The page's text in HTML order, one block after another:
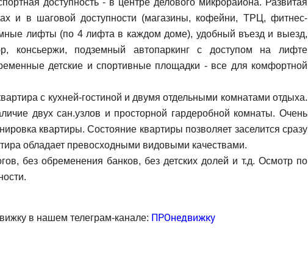
и в шаговой доступности (магазины, кофейни, ТРЦ, фитнес-
лифты (по 4 лифта в каждом доме), удобный въезд и выезд,
консьержи, подземный автопаркинг с доступом на лифте
детские и спортивные площадки - все для комфортной
с кухней-гостиной и двумя отдельными комнатами отдыха.
двух сан.узлов и просторной гардеробной комнаты. Очень
квартиры. Состояние квартиры позволяет заселится сразу
обладает превосходными видовыми качествами.
без обременения банков, без детских долей и т.д. Осмотр по
в нашем телеграм-канале: ПРОнедвижку